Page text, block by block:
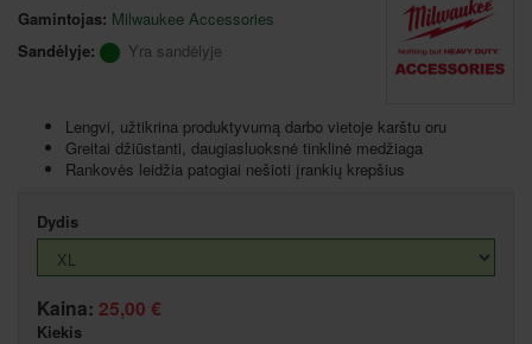
Gamintojas: Milwaukee Accessories
Sandėlyje:
Yra sandėlyje
Lengvi, užtikrina produktyvumą darbo vietoje karštu oru
Greitai džiūstanti, daugiasluoksnė tinklinė medžiaga
Rankovės leidžia patogiai nešioti įrankių krepšius
Dydis
Kaina: 25,00 €
Kiekis